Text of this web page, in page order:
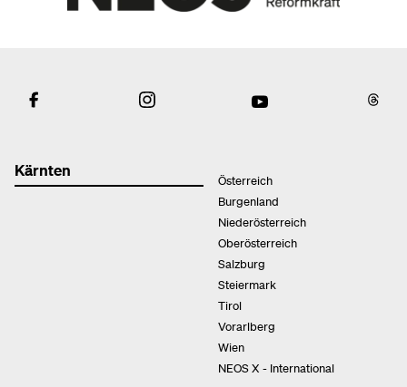
Kärnten
Österreich
Burgenland
Niederösterreich
Oberösterreich
Salzburg
Steiermark
Tirol
Vorarlberg
Wien
NEOS X - International